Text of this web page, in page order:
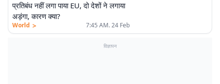
प्रतिबंध नहीं लगा पाया EU, दो देशों ने लगाया
अड़ंगा, कारण क्या?
World > 7:45 AM. 24 Feb
विज्ञापन